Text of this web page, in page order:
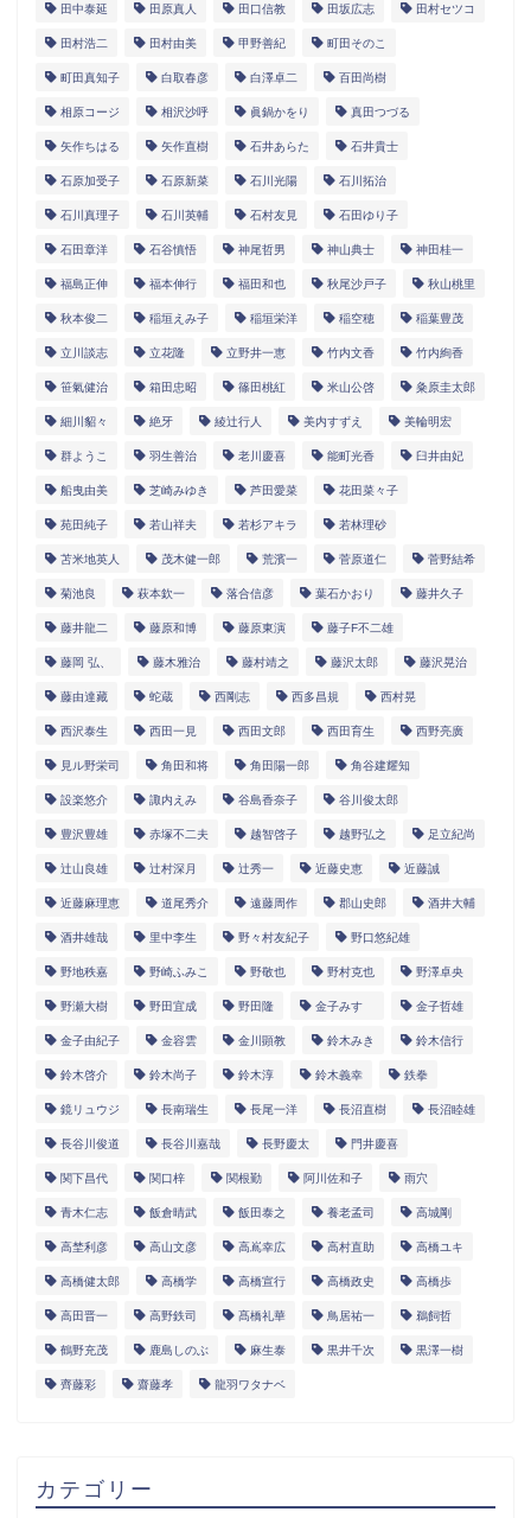
田中泰延 田原真人 田口信教 田坂広志 田村セツコ
田村浩二 田村由美 甲野善紀 町田そのこ
町田真知子 白取春彦 白澤卓二 百田尚樹
相原コージ 相沢沙呼 眞鍋かをり 真田つづる
矢作ちはる 矢作直樹 石井あらた 石井貴士
石原加受子 石原新菜 石川光陽 石川拓治
石川真理子 石川英輔 石村友見 石田ゆり子
石田章洋 石谷慎悟 神尾哲男 神山典士 神田桂一
福島正伸 福本伸行 福田和也 秋尾沙戸子 秋山桃里
秋本俊二 稲垣えみ子 稲垣栄洋 稲空穂 稲葉豊茂
立川談志 立花隆 立野井一恵 竹内文香 竹内絢香
笹氣健治 箱田忠昭 篠田桃紅 米山公啓 粂原圭太郎
細川貂々 絶牙 綾辻行人 美内すずえ 美輪明宏
群ようこ 羽生善治 老川慶喜 能町光香 臼井由妃
船曳由美 芝崎みゆき 芦田愛菜 花田菜々子
苑田純子 若山祥夫 若杉アキラ 若林理砂
苫米地英人 茂木健一郎 荒濱一 菅原道仁 菅野結希
菊池良 萩本欽一 落合信彦 葉石かおり 藤井久子
藤井龍二 藤原和博 藤原東演 藤子F不二雄
藤岡 弘、 藤木雅治 藤村靖之 藤沢太郎 藤沢晃治
藤由達藏 蛇蔵 西剛志 西多昌規 西村晃
西沢泰生 西田一見 西田文郎 西田育生 西野亮廣
見ル野栄司 角田和将 角田陽一郎 角谷建耀知
設楽悠介 諏内えみ 谷島香奈子 谷川俊太郎
豊沢豊雄 赤塚不二夫 越智啓子 越野弘之 足立紀尚
辻山良雄 辻村深月 辻秀一 近藤史恵 近藤誠
近藤麻理恵 道尾秀介 遠藤周作 郡山史郎 酒井大輔
酒井雄哉 里中李生 野々村友紀子 野口悠紀雄
野地秩嘉 野崎ふみこ 野敬也 野村克也 野澤卓央
野瀬大樹 野田宜成 野田隆 金子みすゞ 金子哲雄
金子由紀子 金容雲 金川顕教 鈴木みき 鈴木信行
鈴木啓介 鈴木尚子 鈴木淳 鈴木義幸 鉄拳
鏡リュウジ 長南瑞生 長尾一洋 長沼直樹 長沼睦雄
長谷川俊道 長谷川嘉哉 長野慶太 門井慶喜
関下昌代 関口梓 関根勤 阿川佐和子 雨穴
青木仁志 飯倉晴武 飯田泰之 養老孟司 高城剛
高埜利彦 高山文彦 高嶌幸広 高村直助 高橋ユキ
高橋健太郎 高橋学 高橋宣行 高橋政史 高橋歩
高田晋一 高野鉄司 髙橋礼華 鳥居祐一 鵜飼哲
鶴野充茂 鹿島しのぶ 麻生泰 黒井千次 黒澤一樹
齊藤彩 齋藤孝 龍羽ワタナベ
カテゴリー